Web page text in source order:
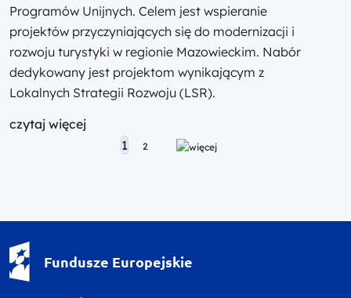
Programów Unijnych. Celem jest wspieranie
projektów przyczyniających się do modernizacji i
rozwoju turystyki w regionie Mazowieckim. Nabór
dedykowany jest projektom wynikającym z
Lokalnych Strategii Rozwoju (LSR).
czytaj więcej
Posts navigation
1 2
Fundusze Europejskie